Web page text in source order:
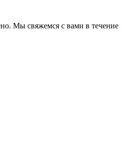
Мы свяжемся с вами в течение